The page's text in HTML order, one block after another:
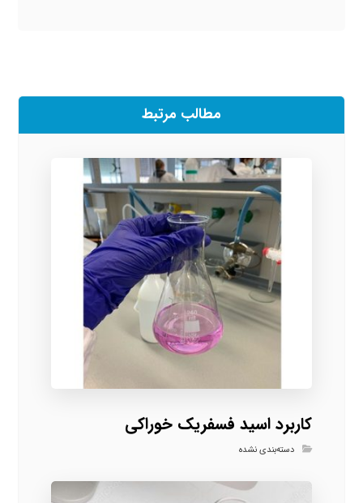
مطالب مرتبط
کاربرد اسید فسفریک خوراکی
دسته‌بندی نشده